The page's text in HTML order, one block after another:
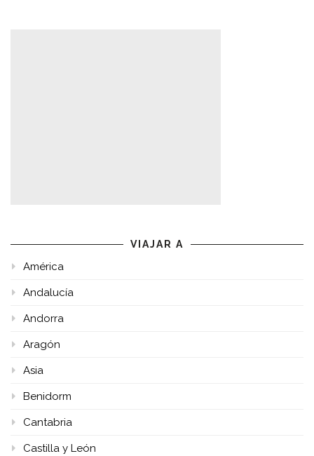
VIAJAR A
América
Andalucía
Andorra
Aragón
Asia
Benidorm
Cantabria
Castilla y León